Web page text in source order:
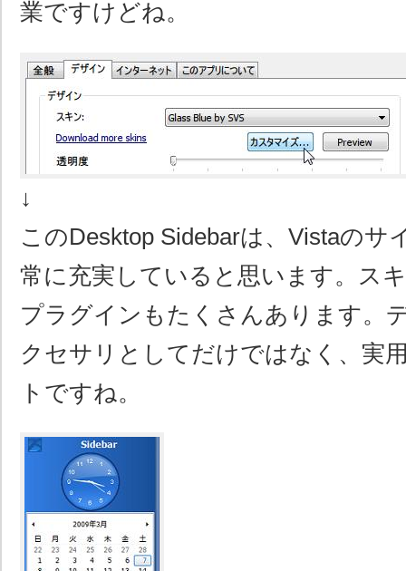
業ですけどね。
↓
このDesktop Sidebarは、Vistaのサ
常に充実していると思います。ス
プラグインもたくさんあります。
クセサリとしてだけではなく、実
トですね。